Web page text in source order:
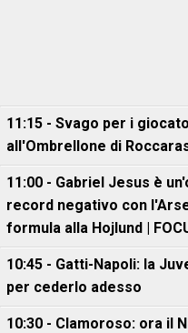
11:15 - Svago per i
all'Ombrellone di
11:00 - Gabriel Jesus è
record negativo con
formula alla Hojlund |
10:45 - Gatti-Napoli: la
per cederlo adesso
10:30 - Clamoroso: ora il